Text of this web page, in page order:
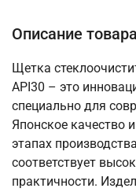
Описание товара
Щетка
API30 – это
специально для
Японское качество
этапах
соответствует
практичности.